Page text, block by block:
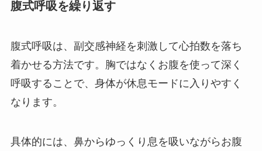
腹式呼吸を繰り返す
腹式呼吸は、副交感神経を刺激して心拍数を落ち
着かせる方法です。胸ではなくお腹を使って深く
呼吸することで、身体が休息モードに入りやすく
なります。
具体的には、鼻からゆっくり息を吸いながらお腹